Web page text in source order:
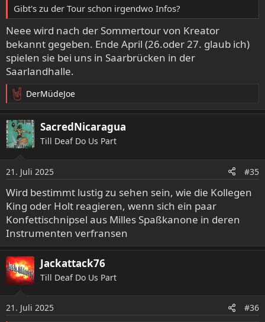
Gibt's zu der Tour schon irgendwo Infos?
Neee wird nach der Sommertour von Kreator
bekannt gegeben. Ende April (26.oder 27. glaub ich)
spielen sie bei uns in Saarbrücken in der
Saarlandhalle.
R
e
a
k
t
n
e
n
:
DerMüdeJoe
SacredNicaragua
Till Deaf Do Us Part
21. Juli 2025 #35
Wird bestimmt lustig zu sehen sein, wie die Kollegen
King oder Holt reagieren, wenn sich ein paar
Konfettischnipsel aus Milles Spaßkanone in deren
Instrumenten verfransen
Jackattack76
Till Deaf Do Us Part
21. Juli 2025 #36